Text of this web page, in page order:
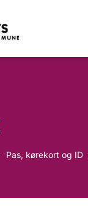
Tilbage til
Pas, kørekort og ID